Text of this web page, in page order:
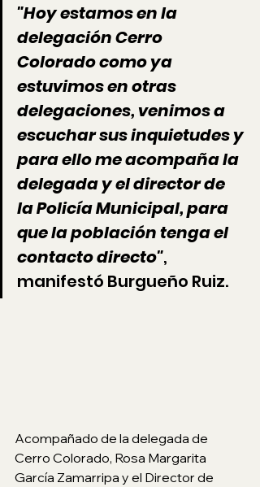
"Hoy estamos en la
delegación Cerro
Colorado como ya
estuvimos en otras
delegaciones, venimos a
escuchar sus inquietudes y
para ello me acompaña la
delegada y el director de
la Policía Municipal, para
que la población tenga el
contacto directo",
manifestó Burgueño Ruiz.
Acompañado de la delegada de
Cerro Colorado, Rosa Margarita
García Zamarripa y el Director de